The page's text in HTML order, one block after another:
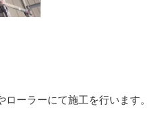
ーラーにて施工を行います。